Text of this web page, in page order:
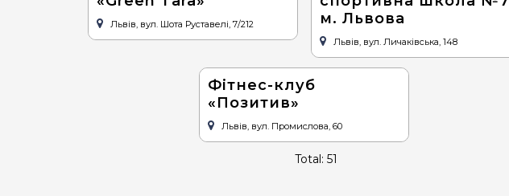
Львів, вул. Шота Руставелі, 7/212
м. Львова
Львів, вул. Личаківська, 148
Фітнес-клуб
«Позитив»
Львів, вул. Промислова, 60
Total: 51